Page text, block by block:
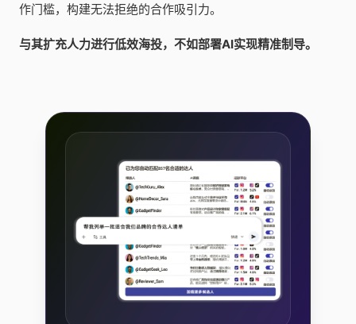
作门槛，构建无法拒绝的合作吸引力。
与其扩充人力进行低效海投，不如部署AI实现精准制导。